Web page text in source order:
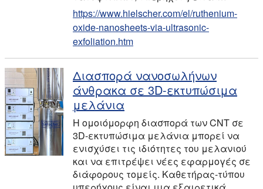
https://www.hielscher.com/el/ruthenium-
oxide-nanosheets-via-ultrasonic-
exfoliation.htm
Διασπορά νανοσωλήνων
άνθρακα σε 3D-εκτυπώσιμα
μελάνια
Η ομοιόμορφη διασπορά των CNT σε
3D-εκτυπώσιμα μελάνια μπορεί να
ενισχύσει τις ιδιότητες του μελανιού
και να επιτρέψει νέες εφαρμογές σε
διάφορους τομείς. Καθετήρας-τύπου